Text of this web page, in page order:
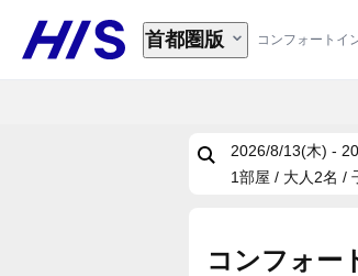
コンフォートイ
首都圏版
2026/8/13(木) -
1部屋 / 大人2名 /
コンフォー